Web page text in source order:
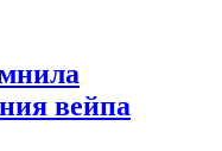
вейпа